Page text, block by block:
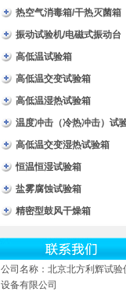
热空气消毒箱/干热灭菌箱
振动试验机/电磁式振动台
高低温试验箱
高低温交变试验箱
高低温湿热试验箱
温度冲击（冷热冲击）试
高低温交变湿热试验箱
恒温恒湿试验箱
盐雾腐蚀试验箱
精密型鼓风干燥箱
公司名称：北京北方利辉试验
设备有限公司